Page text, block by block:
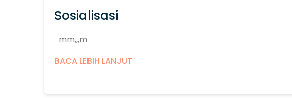
Sosialisasi
mm,,,m
BACA LEBIH LANJUT